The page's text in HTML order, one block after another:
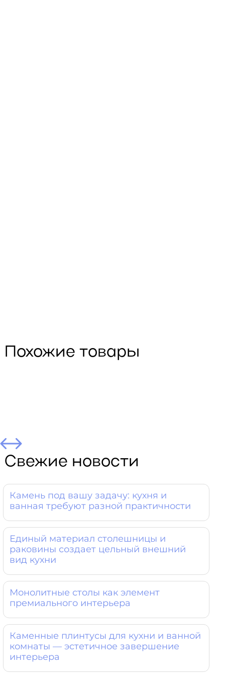
Похожие товары
Свежие новости
Камень под вашу задачу: кухня и
ванная требуют разной практичности
Единый материал столешницы и
раковины создает цельный внешний
вид кухни
Монолитные столы как элемент
премиального интерьера
Каменные плинтусы для кухни и ванной
комнаты — эстетичное завершение
интерьера